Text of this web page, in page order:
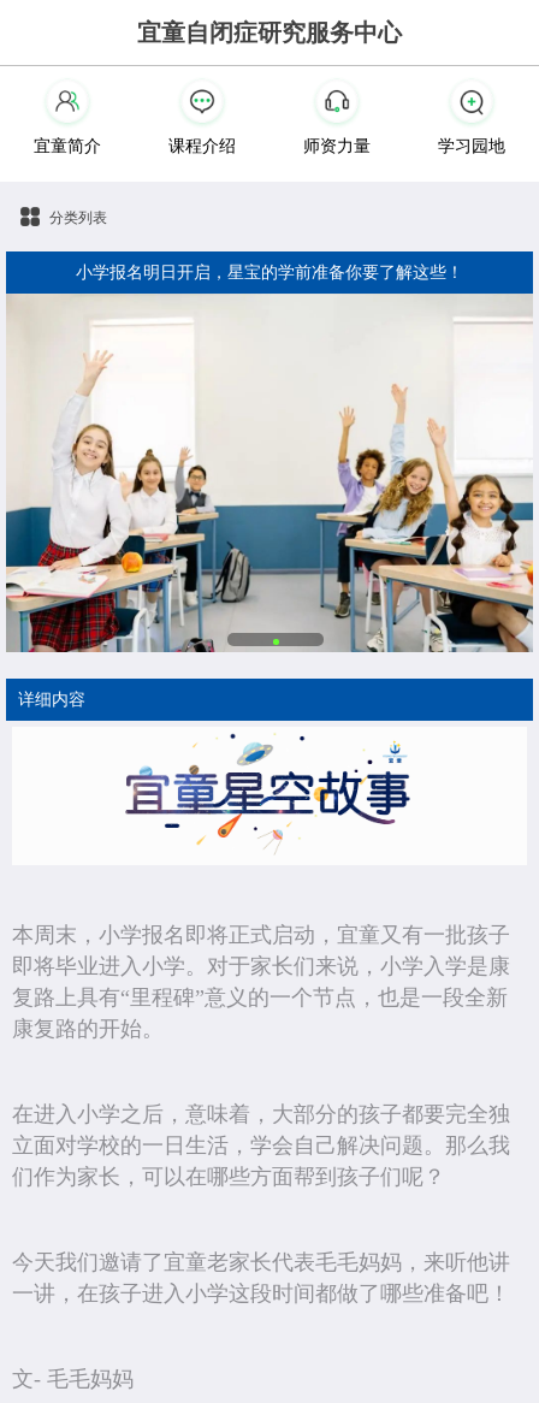
宜童自闭症研究服务中心
宜童简介 课程介绍 师资力量 学习园地
分类列表
小学报名明日开启，星宝的学前准备你要了解这些！
详细内容
本周末，小学报名即将正式启动，宜童又有一批孩子
即将毕业进入小学。对于家长们来说，小学入学是康
复路上具有“里程碑”意义的一个节点，也是一段全新
康复路的开始。
在进入小学之后，意味着，大部分的孩子都要完全独
立面对学校的一日生活，学会自己解决问题。那么我
们作为家长，可以在哪些方面帮到孩子们呢？
今天我们邀请了宜童老家长代表毛毛妈妈，来听他讲
一讲，在孩子进入小学这段时间都做了哪些准备吧！
文- 毛毛妈妈